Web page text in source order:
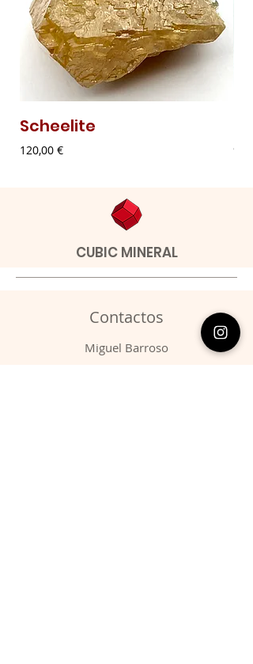
Scheelite
Preço
120,00 € 9,00
CUBIC MINERAL
Contactos
​Miguel Barroso